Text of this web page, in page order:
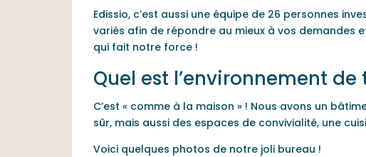
Edissio, c’est aussi une équipe de 26 personnes
variés afin de répondre au mieux à vos demandes
qui fait notre force !
Quel est l’environnement
C’est « comme à la maison » ! Nous avons un
sûr, mais aussi des espaces de convivialité, une
Voici quelques photos de notre joli bureau !